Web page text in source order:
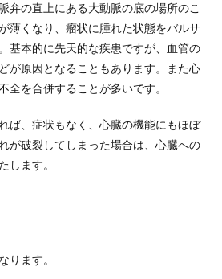
弁の直上にある大動脈の底の場所のこ
薄くなり、瘤状に腫れた状態をバルサ
基本的に先天的な疾患ですが、血管の
が原因となることもあります。また心
全を合併することが多いです。
ば、症状もなく、心臓の機能にもほぼ
が破裂してしまった場合は、心臓への
します。
ります。